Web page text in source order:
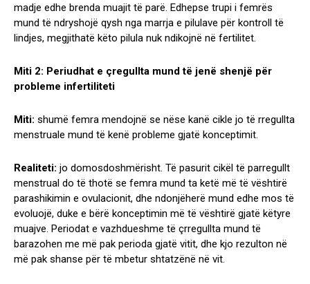
madje edhe brenda muajit të parë. Edhepse trupi i femrës
mund të ndryshojë qysh nga marrja e pilulave për kontroll të
lindjes, megjithatë këto pilula nuk ndikojnë në fertilitet.
Miti 2: Periudhat e çregullta mund të jenë shenjë për
probleme infertiliteti
Miti: shumë femra mendojnë se nëse kanë cikle jo të rregullta
menstruale mund të kenë probleme gjatë konceptimit.
Realiteti: jo domosdoshmërisht. Të pasurit cikël të parregullt
menstrual do të thotë se femra mund ta ketë më të vështirë
parashikimin e ovulacionit, dhe ndonjëherë mund edhe mos të
evoluojë, duke e bërë konceptimin më të vështirë gjatë këtyre
muajve. Periodat e vazhdueshme të çrregullta mund të
barazohen me më pak perioda gjatë vitit, dhe kjo rezulton në
më pak shanse për të mbetur shtatzënë në vit.